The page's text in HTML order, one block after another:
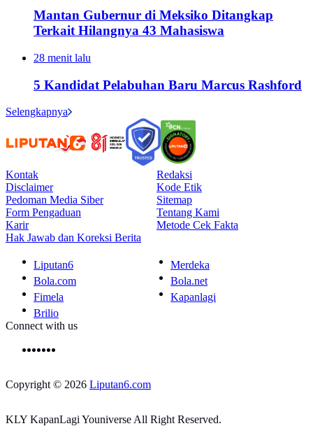
Mantan Gubernur di Meksiko Ditangkap
Terkait Hilangnya 43 Mahasiswa
28 menit lalu
5 Kandidat Pelabuhan Baru Marcus Rashford
Selengkapnya
Kontak
Redaksi
Disclaimer
Kode Etik
Pedoman Media Siber
Sitemap
Form Pengaduan
Tentang Kami
Karir
Metode Cek Fakta
Hak Jawab dan Koreksi Berita
Liputan6
Merdeka
Bola.com
Bola.net
Fimela
Kapanlagi
Brilio
Connect with us
Copyright © 2026 Liputan6.com
KLY KapanLagi Youniverse All Right Reserved.